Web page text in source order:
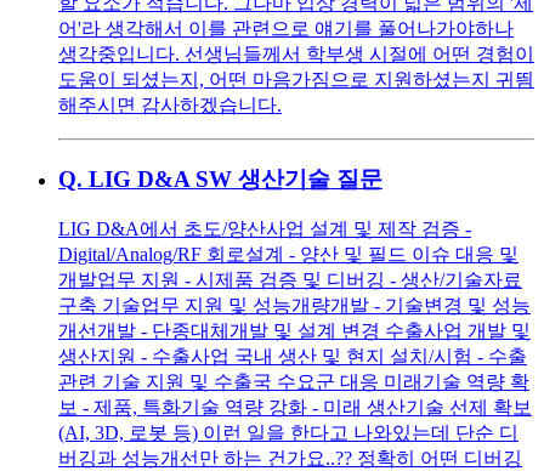
어'라 생각해서 이를 관련으로 얘기를 풀어나가야하나
생각중입니다. 선생님들께서 학부생 시절에 어떤 경험이
도움이 되셨는지, 어떤 마음가짐으로 지원하셨는지 귀띔
해주시면 감사하겠습니다.
Q. LIG D&A SW 생산기술 질문
LIG D&A에서 초도/양산사업 설계 및 제작 검증 -
Digital/Analog/RF 회로설계 - 양산 및 필드 이슈 대응 및
개발업무 지원 - 시제품 검증 및 디버깅 - 생산/기술자료
구축 기술업무 지원 및 성능개량개발 - 기술변경 및 성능
개선개발 - 단종대체개발 및 설계 변경 수출사업 개발 및
생산지원 - 수출사업 국내 생산 및 현지 설치/시험 - 수출
관련 기술 지원 및 수출국 수요군 대응 미래기술 역량 확
보 - 제품, 특화기술 역량 강화 - 미래 생산기술 선제 확보
(AI, 3D, 로봇 등) 이런 일을 한다고 나와있는데 단순 디
버깅과 성능개선만 하는 건가요..?? 정확히 어떤 디버깅